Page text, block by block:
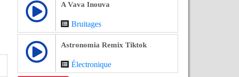
A Vava Inouva
Bruitages
Astronomia Remix Tiktok
Électronique